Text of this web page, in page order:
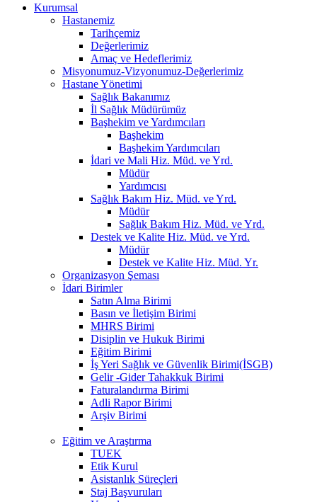
Kurumsal
Hastanemiz
Tarihçemiz
Değerlerimiz
Amaç ve Hedeflerimiz
Misyonumuz-Vizyonumuz-Değerlerimiz
Hastane Yönetimi
Sağlık Bakanımız
İl Sağlık Müdürümüz
Başhekim ve Yardımcıları
Başhekim
Başhekim Yardımcıları
İdari ve Mali Hiz. Müd. ve Yrd.
Müdür
Yardımcısı
Sağlık Bakım Hiz. Müd. ve Yrd.
Müdür
Sağlık Bakım Hiz. Müd. ve Yrd.
Destek ve Kalite Hiz. Müd. ve Yrd.
Müdür
Destek ve Kalite Hiz. Müd. Yr.
Organizasyon Şeması
İdari Birimler
Satın Alma Birimi
Basın ve İletişim Birimi
MHRS Birimi
Disiplin ve Hukuk Birimi
Eğitim Birimi
İş Yeri Sağlık ve Güvenlik Birimi(İSGB)
Gelir -Gider Tahakkuk Birimi
Faturalandırma Birimi
Adli Rapor Birimi
Arşiv Birimi
Eğitim ve Araştırma
TUEK
Etik Kurul
Asistanlık Süreçleri
Staj Başvuruları